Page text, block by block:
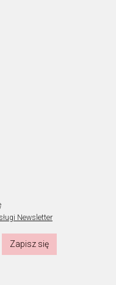
Newsletter
Zapisz się